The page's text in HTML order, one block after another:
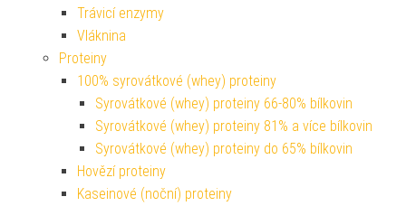
Trávicí enzymy
Vláknina
Proteiny
100% syrovátkové (whey) proteiny
Syrovátkové (whey) proteiny 66-80% bílkovin
Syrovátkové (whey) proteiny 81% a více bílkovin
Syrovátkové (whey) proteiny do 65% bílkovin
Hovězí proteiny
Kaseinové (noční) proteiny